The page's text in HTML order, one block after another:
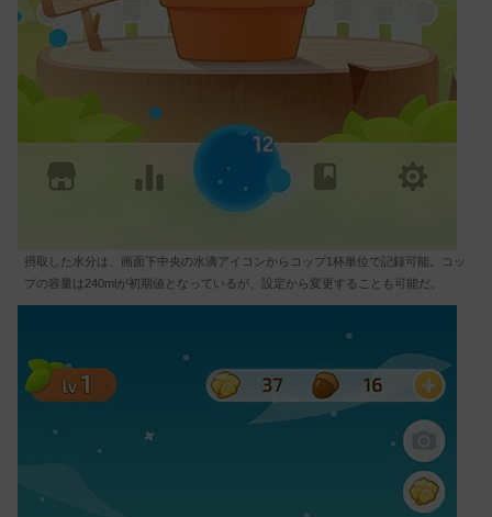
摂取した水分は、画面下中央の水滴アイコンからコップ1杯単位で記録可能。コッ
プの容量は240mlが初期値となっているが、設定から変更することも可能だ。